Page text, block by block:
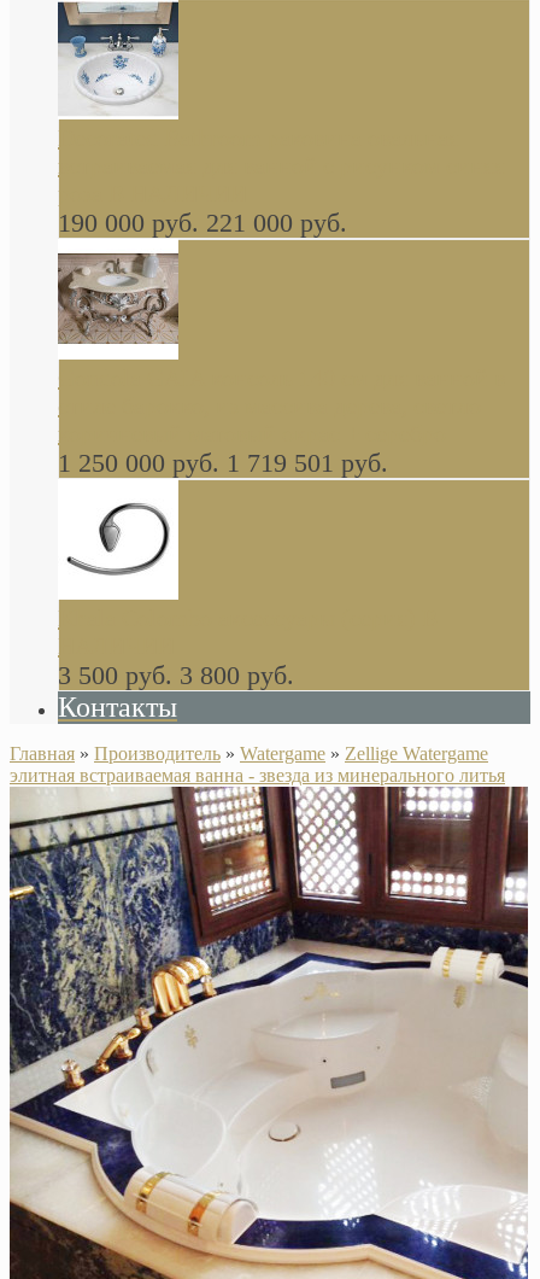
Decorated Bathroom раковина овальная
встраиваемая для ванной с рисунком синяя
роза В НАЛИЧИИ
190 000 руб. 221 000 руб.
стиле барокко, из массива дерева, светло
коричневый матовый окрас + серебро
1 250 000 руб. 1 719 501 руб.
Khala Colombo аксессуары (серия) В
НАЛИЧИИ
3 500 руб. 3 800 руб.
Контакты
Главная » Производитель » Watergame » Zellige Watergame
элитная встраиваемая ванна - звезда из минерального литья